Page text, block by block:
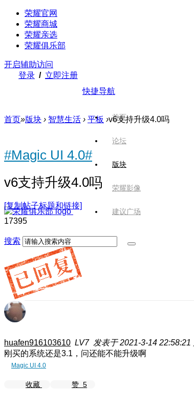
荣耀官网
荣耀商城
荣耀亲选
荣耀俱乐部
开启辅助访问
登录 / 立即注册
快捷导航
首页
论坛
版块
荣耀影像
建议广场
搜索
首页»版块 › 智慧生活 › 平板 ›v6支持升级4.0吗
#Magic UI 4.0#
v6支持升级4.0吗
[复制帖子标题和链接]
17395
huafen916103610 LV7 发表于 2021-3-14 22:58:21
刚买的系统还是3.1，问还能不能升级啊
Magic UI 4.0
收藏 赞 5